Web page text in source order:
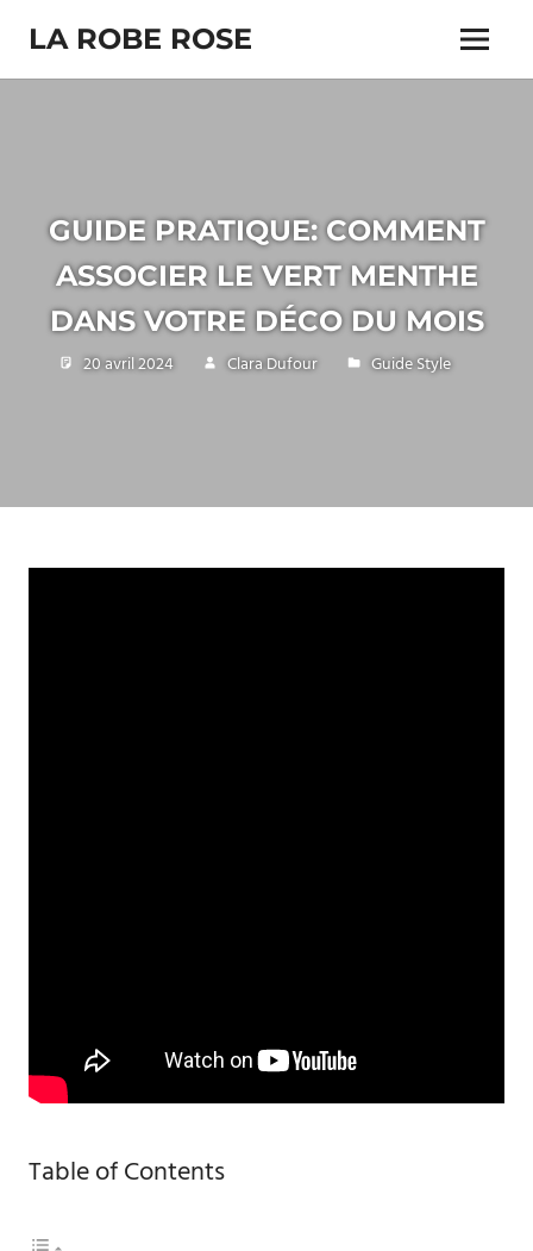
content
LA ROBE ROSE Menu
GUIDE PRATIQUE: COMMENT
ASSOCIER LE VERT MENTHE
DANS VOTRE DÉCO DU MOIS
20 avril 2024 Clara Dufour Guide Style
Table of Contents